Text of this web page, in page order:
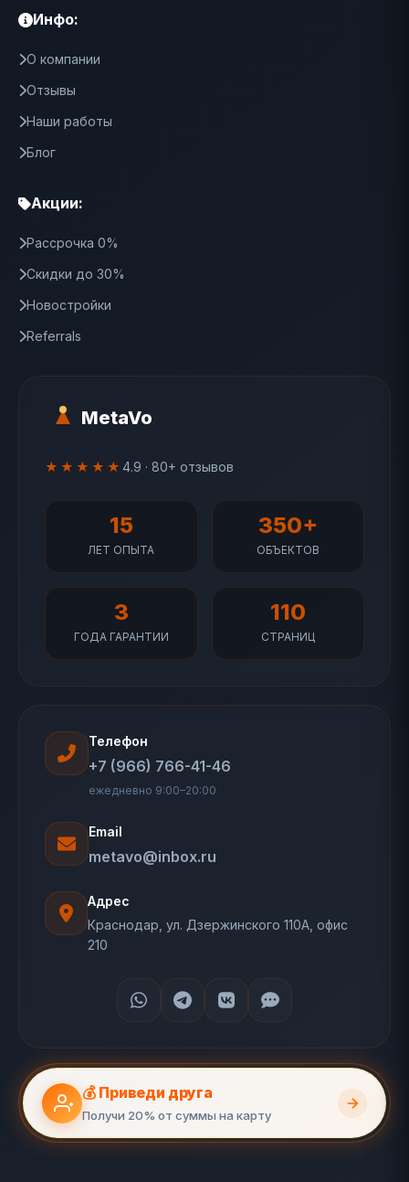
MetaVo
★★★★★ 4.9 · 80+ отзывов
15
ЛЕТ ОПЫТА
350+
ОБЪЕКТОВ
3
ГОДА ГАРАНТИИ
110
СТРАНИЦ
Инфо:
О компании
Отзывы
Наши работы
Блог
Акции:
Рассрочка 0%
Скидки до 30%
Новостройки
Referrals
Телефон
+7 (966) 766-41-46
ежедневно 9:00–20:00
Email
metavo@inbox.ru
Адрес
Краснодар, ул. Дзержинского 110А, офис
210
💰 Приведи друга
Получи 20% от суммы на карту